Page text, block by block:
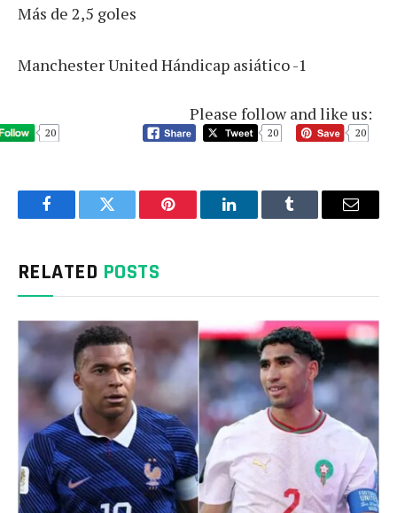
Más de 2,5 goles
Manchester United Hándicap asiático -1
Please follow and like us:
20 20 20
FacebookTwitter Pinterest LinkedInTumblr Email
RELATED POSTS